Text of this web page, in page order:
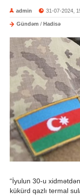
admin 31-07-2024,
Gündəm / Hadisə
“İyulun 30-u
kükürd qazlı termal